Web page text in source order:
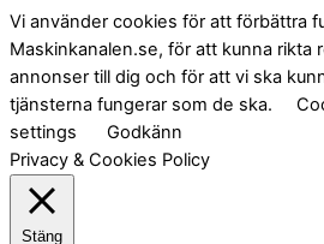
Vi använder cookies för att förbättra
Maskinkanalen.se, för att kunna rikta
annonser till dig och för att vi ska
tjänsterna fungerar som de ska.
settings
Godkänn
Privacy & Cookies Policy
Stäng